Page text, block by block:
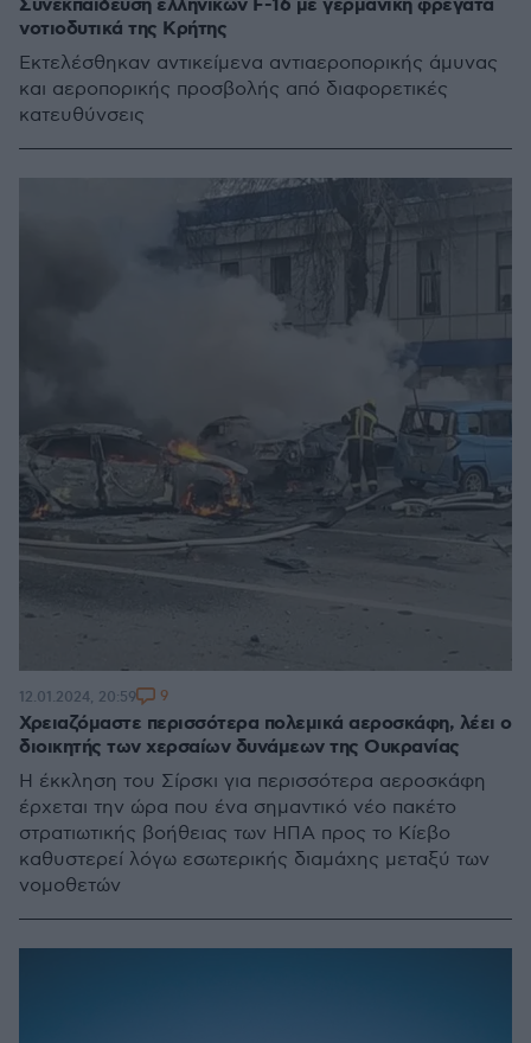
Συνεκπαίδευση ελληνικών F-16 με γερμανική φρεγάτα
νοτιοδυτικά της Κρήτης
Εκτελέσθηκαν αντικείμενα αντιαεροπορικής άμυνας
και αεροπορικής προσβολής από διαφορετικές
κατευθύνσεις
Χρειαζόμαστε περισσότερα πολεμικά αεροσκάφη, λέει ο
διοικητής των χερσαίων δυνάμεων της Ουκρανίας
Η έκκληση του Σίρσκι για περισσότερα αεροσκάφη
έρχεται την ώρα που ένα σημαντικό νέο πακέτο
στρατιωτικής βοήθειας των ΗΠΑ προς το Κίεβο
καθυστερεί λόγω εσωτερικής διαμάχης μεταξύ των
νομοθετών
12.01.2024, 20:59 9